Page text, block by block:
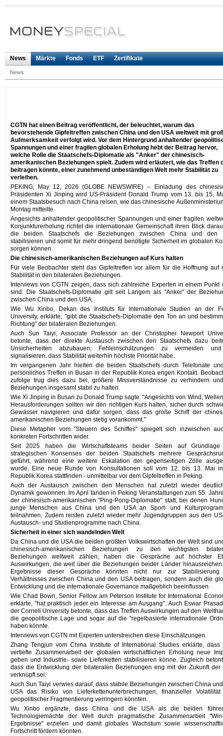
News Märkte Fonds ETF Zertifikate
News
CGTN hat einen Beitrag veröffentlicht, der beleuchtet, warum das
bevorstehende Gipfeltreffen zwischen China und den USA weltweit mit
Aufmerksamkeit verfolgt wird. Vor dem Hintergrund anhaltender
Spannungen und einer fragilen globalen Erholung hebt der Beitrag hervor,
welche Rolle die Staatschefs-Diplomatie als "Anker" der chinesisch-
amerikanischen Beziehungen spielt. Zudem wird erläutert, wie das Treffen
beitragen könnte, einer zunehmend unbeständigen Welt mehr Stabilität zu
verleihen.
PEKING, May 12, 2026 (GLOBE NEWSWIRE) -- Einladung des
Präsidenten Xi Jinping wird US-Präsident Donald Trump vom 13. bis 15.
einem Staatsbesuch nach China reisen, wie das chinesische
Montag mitteilte.
Angesichts anhaltender geopolitischer Spannungen und einer fragilen
Konjunkturerholung richtet die internationale Gemeinschaft ihren Blick
die beiden Staatschefs die Beziehungen zwischen China und den
stabilisieren und somit für mehr dringend benötigte Sicherheit im globalen
sorgen können.
Die chinesisch-amerikanischen Beziehungen auf Kurs halten
Für viele Beobachter steht das Gipfeltreffen vor allem für die Hoffnung auf
Stabilität in den bilateralen Beziehungen.
Interviews von CGTN zeigen, dass sich zahlreiche Experten in einem Punkt
sind: Die Staatschefs-Diplomatie gilt seit Langem als "Anker" der
zwischen China und den USA.
Wie Wu Xinbo, Dekan des Instituts für Internationale Studien an der
University, erklärte, "gibt die Staatschefs-Diplomatie den Ton an und
Richtung" der bilateralen Beziehungen.
Auch Sun Taiyi, Associate Professor an der Christopher Newport
betonte, dass der direkte Austausch zwischen den Staatschefs dazu
Unsicherheiten abzubauen, Fehleinschätzungen zu vermeiden
signalisieren, dass Stabilität weiterhin höchste Priorität habe.
Im vergangenen Jahr hielten die beiden Staatschefs durch Telefonate
persönliches Treffen in Busan in der Republik Korea engen Kontakt.
zufolge trug dies dazu bei, größere Missverständnisse zu verhindern
Beziehungen insgesamt stabil zu halten.
Wie Xi Jinping in Busan zu Donald Trump sagte: "Angesichts von Wind,
Herausforderungen sollten wir den richtigen Kurs halten, sicher durch
Gewässer navigieren und dafür sorgen, dass das große Schiff der
amerikanischen Beziehungen stetig vorankommt."
Diese Metapher vom "Steuern des Schiffes" spiegelt sich inzwischen
konkreten Fortschritten wider.
Seit 2025 haben die Wirtschaftsteams beider Seiten auf Grundlage
strategischen Konsenses der beiden Staatschefs mehrere
geführt, während eine weitere Eskalation der gegenseitigen Zölle
wurde. Eine neue Runde von Konsultationen soll vom 12. bis 13. Mai
Republik Korea stattfinden - unmittelbar vor dem Gipfeltreffen in Peking.
Auch der Austausch zwischen den Menschen hat zuletzt wieder
Dynamik gewonnen. Im April fanden in Peking Veranstaltungen zum 55.
der chinesisch-amerikanischen "Ping-Pong-Diplomatie" statt, bei denen
junge Menschen aus China und den USA an Sport- und
teilnahmen. Zudem reisten zuletzt wieder mehr Jugendgruppen aus den
Austausch- und Studienprogramme nach China.
Sicherheit in einer sich wandelnden Welt
Da China und die USA die beiden größten Volkswirtschaften der Welt sind
chinesisch-amerikanischen Beziehungen zu den wichtigsten
Beziehungen weltweit zählen, haben die Gespräche auf höchster
Auswirkungen, die weit über die Beziehungen beider Länder
Ergebnisse dieser Gespräche könnten nicht nur zur Stabilisierung
Verhältnisses zwischen China und den USA beitragen, sondern auch die
Entwicklung und die internationale Governance maßgeblich beeinflussen.
Wie Chad Bown, Senior Fellow am Peterson Institute for International
erklärte, "hat praktisch jeder ein Interesse am Ausgang". Auch Eswar
der Cornell University betonte, dass das Treffen Auswirkungen auf den
die geopolitische Lage und sogar auf die "regelbasierte internationale
haben könnte.
Interviews von CGTN mit Experten unterstreichen diese Einschätzungen.
Zhang Tengjun vom China Institute of International Studies erklärte, dass
vertiefte Zusammenarbeit der globalen wirtschaftlichen Erholung neue
geben und Industrie- sowie Lieferketten stabilisieren könne. Zugleich
dass die Entwicklung der bilateralen Beziehungen eng mit der Zukunft der
verknüpft sei.
Auch Sun Taiyi verwies darauf, dass stabile Beziehungen zwischen China
USA das Risiko von Lieferkettenunterbrechungen, finanzieller
geopolitischer Fragmentierung verringern könnten.
Wu Xinbo ergänzte, dass China und die USA als die beiden
Technologiemächte der Welt durch pragmatische Zusammenarbeit
Ergebnisse" erzielen und damit globales Wachstum sowie
Fortschritt fördern könnten.